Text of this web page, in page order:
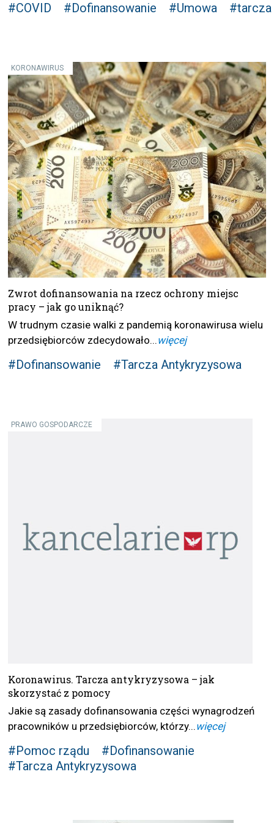
#COVID #Dofinansowanie #Umowa #tarcza
KORONAWIRUS
Zwrot dofinansowania na rzecz ochrony miejsc
pracy – jak go uniknąć?
W trudnym czasie walki z pandemią koronawirusa wielu
przedsiębiorców zdecydowało...więcej
#Dofinansowanie #Tarcza Antykryzysowa
PRAWO GOSPODARCZE
Koronawirus. Tarcza antykryzysowa – jak
skorzystać z pomocy
Jakie są zasady dofinansowania części wynagrodzeń
pracowników u przedsiębiorców, którzy...więcej
#Pomoc rządu
#Dofinansowanie
#Tarcza Antykryzysowa